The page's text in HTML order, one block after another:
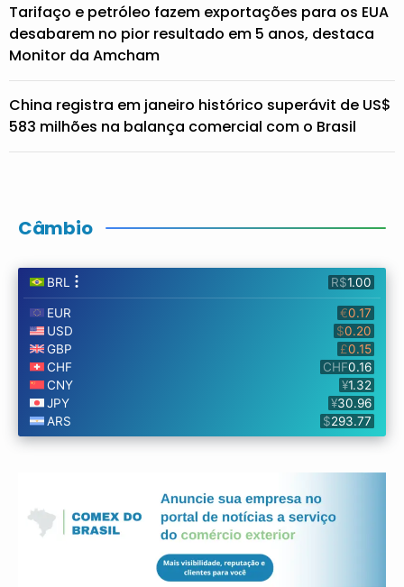
Tarifaço e petróleo fazem exportações para os EUA
desabarem no pior resultado em 5 anos, destaca
Monitor da Amcham
China registra em janeiro histórico superávit de US$
583 milhões na balança comercial com o Brasil
Câmbio